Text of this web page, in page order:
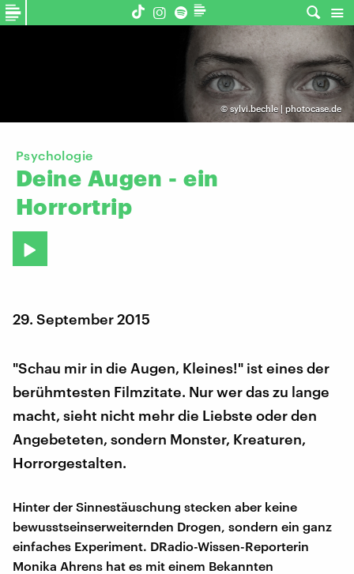
© sylvi.bechle | photocase.de
Psychologie
Deine Augen - ein
Horrortrip
29. September 2015
"Schau mir in die Augen, Kleines!" ist eines der
berühmtesten Filmzitate. Nur wer das zu lange
macht, sieht nicht mehr die Liebste oder den
Angebeteten, sondern Monster, Kreaturen,
Horrorgestalten.
Hinter der Sinnestäuschung stecken aber keine
bewusstseinserweiternden Drogen, sondern ein ganz
einfaches Experiment. DRadio-Wissen-Reporterin
Monika Ahrens hat es mit einem Bekannten